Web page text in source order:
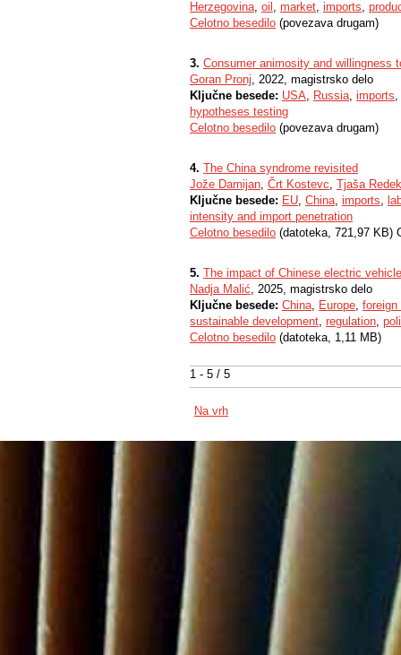
1 - 5 / 5
Herzegovina, oil , market, imports,
Celotno besedilo (povezava drugam)
3. Consumer animosity and willingness
Goran Pronj, 2022, magistrsko delo
Ključne besede: USA, Russia, imports,
hypotheses testing
Celotno besedilo (povezava drugam)
4. The China syndrome revisited
Jože Damijan, Črt Kostevc, Tjaša Redek
Ključne besede: EU, China, imports,
intensity and import penetration
Celotno besedilo (datoteka, 721,97 KB)
5. The impact of Chinese electric
Nadja Malić, 2025, magistrsko delo
Ključne besede: China, Europe, foreign
sustainable development, regulation,
Celotno besedilo (datoteka, 1,11 MB)
Na vrh